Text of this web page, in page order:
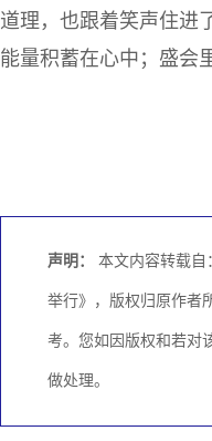
道理，也跟着笑声住进
能量积蓄在心中；盛会
声明： 本文内容转载自
举行》，版权归原作者
考。您如因版权和若对
做处理。